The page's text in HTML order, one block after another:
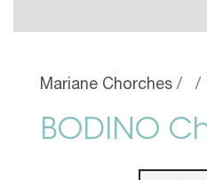
Mariane Chorches
BODINO